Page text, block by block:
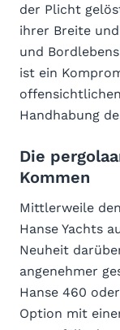
der Plicht
ihrer Breite
und
ist ein
Handhabung
Die
Kommen
Mittlerweile
Hanse Yachts
Neuheit
angenehmer
Hanse 460
Option mit